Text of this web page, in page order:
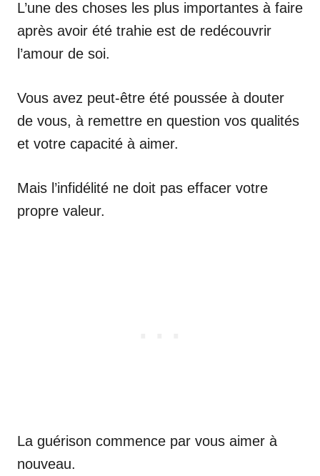
L’une des choses les plus importantes à faire
après avoir été trahie est de redécouvrir
l’amour de soi.
Vous avez peut-être été poussée à douter
de vous, à remettre en question vos qualités
et votre capacité à aimer.
Mais l’infidélité ne doit pas effacer votre
propre valeur.
La guérison commence par vous aimer à
nouveau.